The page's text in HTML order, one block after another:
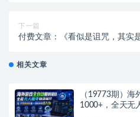
下一篇
付费文章：《看似是诅咒，其实
相关文章
（19773期）海
1000+，全天无